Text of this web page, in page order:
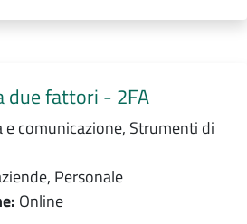
due fattori - 2FA
comunicazione, Strumenti di
Personale
Online